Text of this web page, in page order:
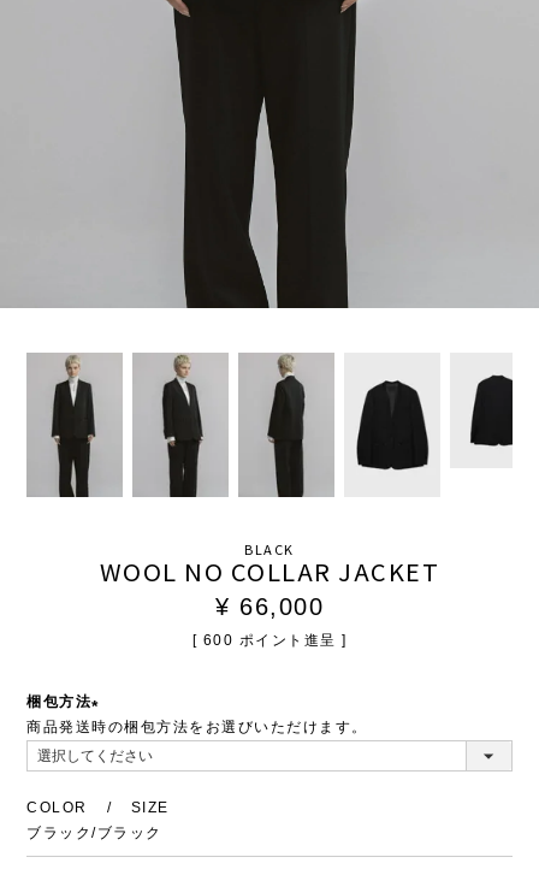
BLACK
WOOL NO COLLAR JACKET
¥ 66,000
[ 600 ポイント進呈 ]
梱包方法
(必
須)
商品発送時の梱包方法をお選びいただけます。
COLOR
SIZE
ブラック/ブラック